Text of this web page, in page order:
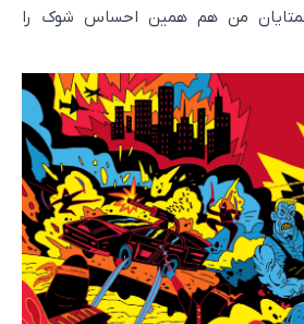
من هم همین احساس شوک را